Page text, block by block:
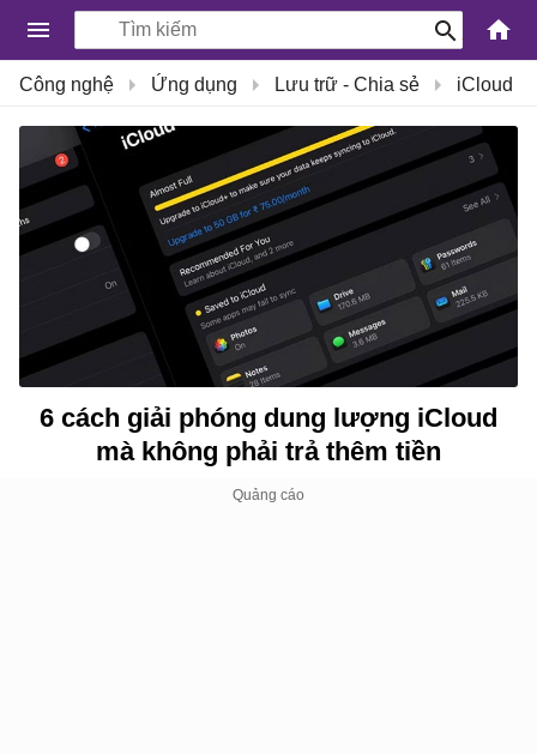
-
Thức
Công
Nghệ
Khoa
Học
và
sống
Công nghệ Ứng dụng Lưu trữ - Chia sẻ iCloud
6 cách giải phóng dung lượng iCloud
mà không phải trả thêm tiền